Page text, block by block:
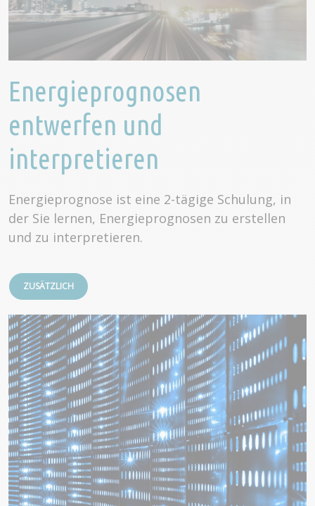
Energieprognosen
entwerfen und
interpretieren
Energieprognose ist eine 2-tägige Schulung, in
der Sie lernen, Energieprognosen zu erstellen
und zu interpretieren.
ZUSÄTZLICH